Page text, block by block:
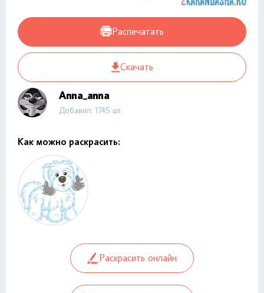
Распечатать
Скачать
Anna_anna
Добавил: 1745 шт.
Как можно раскрасить:
Раскрасить онлайн